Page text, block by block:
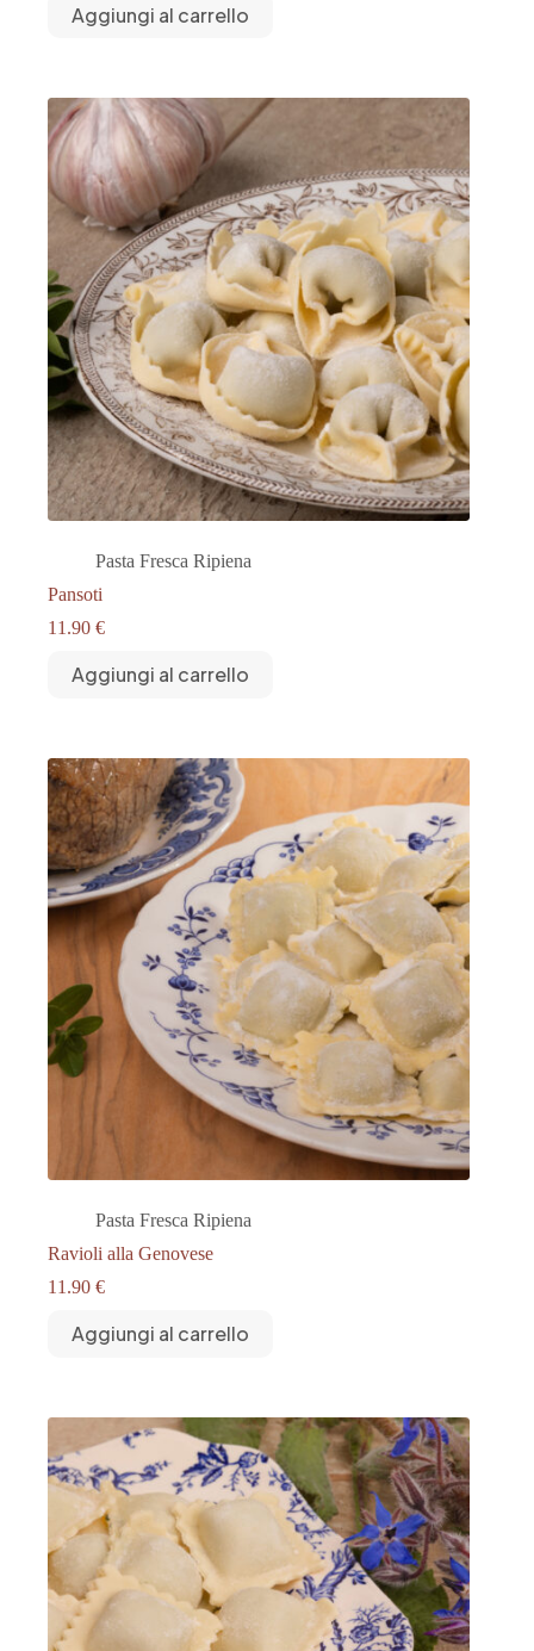
Aggiungi al carrello
Pasta Fresca Ripiena
Pansoti
11.90 €
Aggiungi al carrello
Pasta Fresca Ripiena
Ravioli alla Genovese
11.90 €
Aggiungi al carrello